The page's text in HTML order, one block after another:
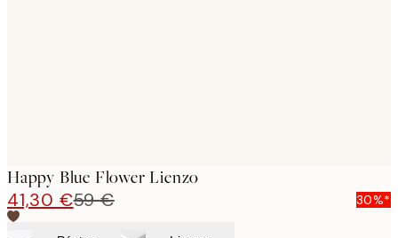
Happy Blue Flower Lienzo
41,30 €59 € 30%*